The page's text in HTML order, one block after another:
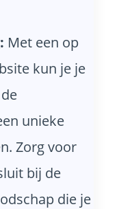
Met een op
kun je je
unieke
Zorg voor
bij de
die je